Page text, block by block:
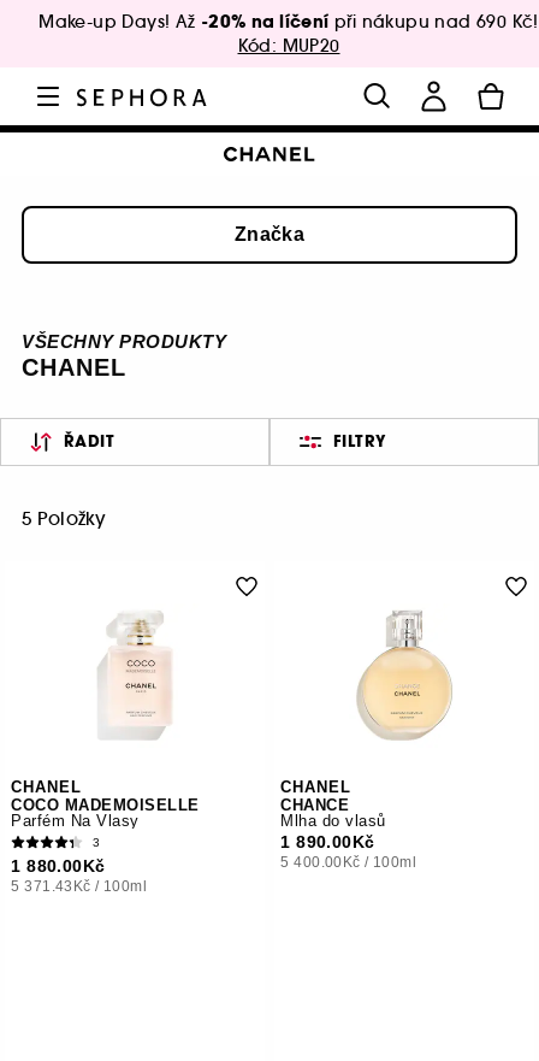
Make-up Days! Až -20% na líčení při nákupu nad 690 Kč!
Kód: MUP20
Značka
VŠECHNY PRODUKTY
CHANEL
ŘADIT FILTRY
5 Položky
CHANEL
COCO MADEMOISELLE
Parfém Na Vlasy
3
1 880.00Kč
5 371.43Kč / 100ml
CHANEL
CHANCE
Mlha do vlasů
1 890.00Kč
5 400.00Kč / 100ml